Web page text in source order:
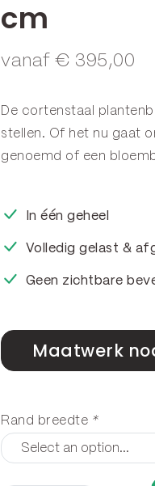
cm
vanaf € 395,00
De cortenstaal
stellen. Of het nu gaat
genoemd of een
In één geheel
Volledig gelast &
Geen zichtbare
Maatwerk
Rand breedte *